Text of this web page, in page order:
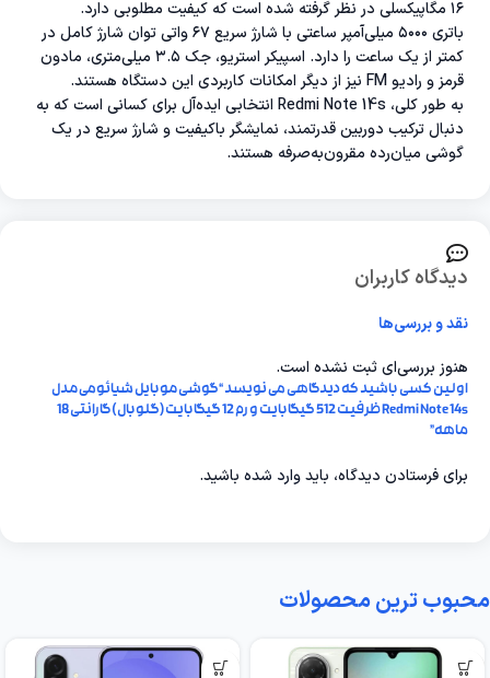
۱۶ مگاپیکسلی در نظر گرفته شده است که کیفیت مطلوبی دارد.
باتری ۵۰۰۰ میلی‌آمپر ساعتی با شارژ سریع ۶۷ واتی توان شارژ کامل در
کمتر از یک ساعت را دارد. اسپیکر استریو، جک ۳.۵ میلی‌متری، مادون
قرمز و رادیو FM نیز از دیگر امکانات کاربردی این دستگاه هستند.
به طور کلی، Redmi Note 14s انتخابی ایده‌آل برای کسانی است که به
دنبال ترکیب دوربین قدرتمند، نمایشگر باکیفیت و شارژ سریع در یک
گوشی میان‌رده مقرون‌به‌صرفه هستند.
دیدگاه کاربران
نقد و بررسی‌ها
هنوز بررسی‌ای ثبت نشده است.
اولین کسی باشید که دیدگاهی می نویسد “گوشی موبایل شیائومی مدل
Redmi Note 14s ظرفیت 512 گیگابایت و رم 12 گیگابایت(گلوبال)گارانتی 18
ماهه”
برای فرستادن دیدگاه، بایدوارد شده باشید.
محبوب ترین محصولات